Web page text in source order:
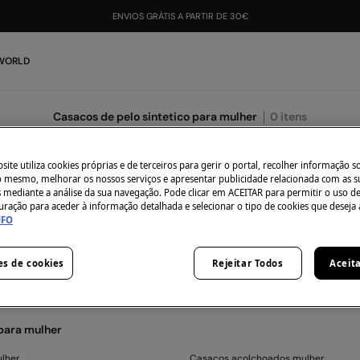
ENVIOS GRÁTIS A PARTIR DE 30€
Casacos de pelo sintetico para mulher 0 itens
não temos artigos em stock da categoria
mulher
utiliza cookies próprias e de terceiros para gerir o portal, recolher informação
mesmo, melhorar os nossos serviços e apresentar publicidade relacionada com as
a análise da sua navegação. Pode clicar em ACEITAR para permitir o uso
para aceder à informação detalhada e selecionar o tipo de cookies que deseja
Rejeitar Todos
de cookies